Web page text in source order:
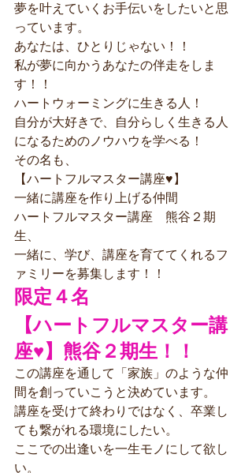
夢を叶えていくお手伝いをしたいと思
っています。
あなたは、ひとりじゃない！！
私が夢に向かうあなたの伴走をしま
す！！
ハートウォーミングに生きる人！
自分が大好きで、自分らしく生きる人
になるためのノウハウを学べる！
その名も、
【ハートフルマスター講座♥】
一緒に講座を作り上げる仲間
ハートフルマスター講座　熊谷２期
生、
一緒に、学び、講座を育ててくれるフ
ァミリーを募集します！！
限定４名
【ハートフルマスター講
座♥】熊谷２期生！！
この講座を通して「家族」のような仲
間を創っていこうと決めています。
講座を受けて終わりではなく、卒業し
ても繋がれる環境にしたい。
ここでの出逢いを一生モノにして欲し
い。